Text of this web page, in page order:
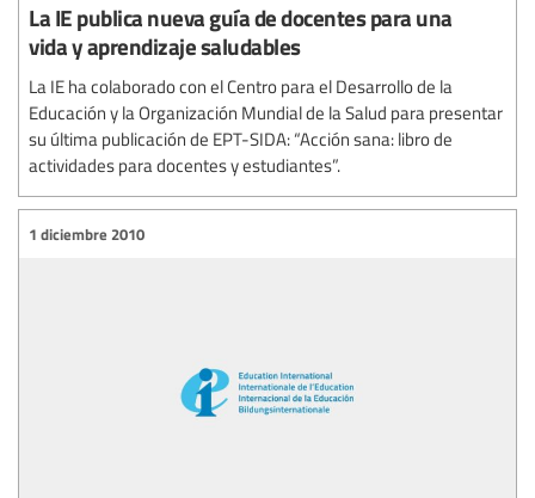
La IE publica nueva guía de docentes para una
vida y aprendizaje saludables
La IE ha colaborado con el Centro para el Desarrollo de la
Educación y la Organización Mundial de la Salud para presentar
su última publicación de EPT-SIDA: “Acción sana: libro de
actividades para docentes y estudiantes”.
1 diciembre 2010